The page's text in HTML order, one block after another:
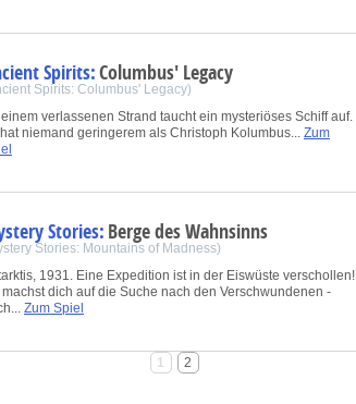
Spirits:Columbus' Legacy
Spirits: Columbus' Legacy)
verlassenen Strand taucht ein mysteriöses Schiff auf.
hat niemand geringerem als Christoph Kolumbus... Zum
Stories:Berge des Wahnsinns
Stories: Mountains of Madness)
1931. Eine Expedition ist in der Eiswüste verschollen!
machst dich auf die Suche nach den Verschwundenen -
Zum Spiel
1 2